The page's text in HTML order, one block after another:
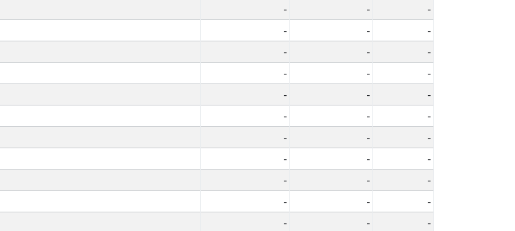
- -
-
- -
-
- -
-
- -
-
- -
-
- -
-
- -
-
- -
-
- -
-
- -
-
- -
-